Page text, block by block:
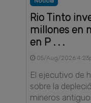
Rio Tinto
millones en
en P . . .
05/Aug/2026
El ejecutivo de
sobre la
mineros